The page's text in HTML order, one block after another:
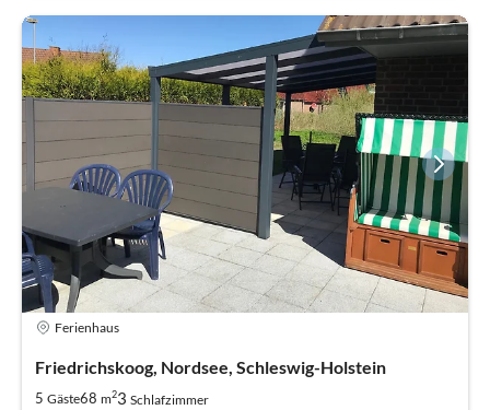
Ferienhaus
Friedrichskoog, Nordsee, Schleswig-Holstein
5 Gäste68 m23 Schlafzimmer